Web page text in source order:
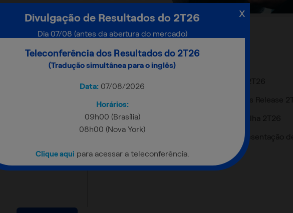
x
Divulgação de Resultados do 2T26
Dia 07/08 (antes da abertura do mercado)
Teleconferência dos Resultados do 2T26
(Tradução simultânea para o inglês)
Data: 07/08/2026
Horários:
09h00 (Brasília)
08h00 (Nova York)
Clique aqui para acessar a teleconferência.
Projeções
Central de Resultados
1T24
2T26
ITR 2T26
Press Release
Planilha 2T26
Apresentação